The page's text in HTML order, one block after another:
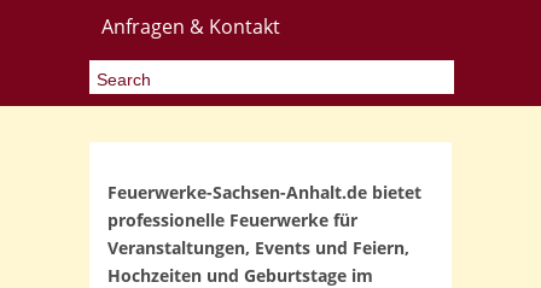
Anfragen & Kontakt
Feuerwerke-Sachsen-Anhalt.de bietet
professionelle Feuerwerke für
Veranstaltungen, Events und Feiern,
Hochzeiten und Geburtstage im